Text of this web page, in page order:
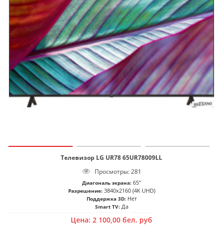
Телевизор LG UR78 65UR78009LL
Просмотры: 281
Диагональ экрана: 65"
Разрешение: 3840x2160 (4K UHD)
Поддержка 3D: Нет
Smart TV: Да
Цена: 2 100,00 бел. руб